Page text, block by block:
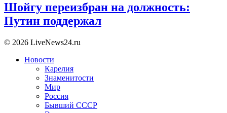
Шойгу переизбран на должность:
Путин поддержал
© 2026 LiveNews24.ru
Новости
Карелия
Знаменитости
Мир
Россия
Бывший СССР